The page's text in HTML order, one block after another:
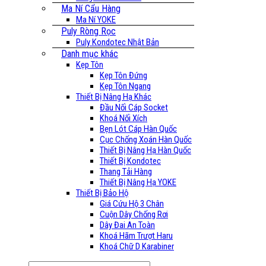
Ma Ní Cẩu Hàng
Ma Ní YOKE
Puly Ròng Rọc
Puly Kondotec Nhật Bản
Danh mục khác
Kẹp Tôn
Kẹp Tôn Đứng
Kẹp Tôn Ngang
Thiết Bị Nâng Hạ Khác
Đầu Nối Cáp Socket
Khoá Nối Xích
Bẹn Lót Cáp Hàn Quốc
Cục Chống Xoán Hàn Quốc
Thiết Bị Nâng Hạ Hàn Quốc
Thiết Bị Kondotec
Thang Tải Hàng
Thiết Bị Nâng Hạ YOKE
Thiết Bị Bảo Hộ
Giá Cứu Hộ 3 Chân
Cuộn Dây Chống Rơi
Dây Đai An Toàn
Khoá Hãm Trượt Haru
Khoá Chữ D Karabiner